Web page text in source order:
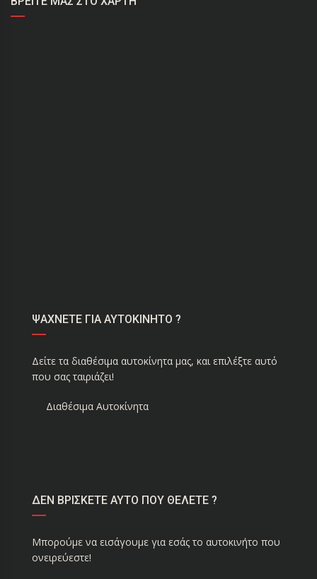
ΨΑΧΝΕΤΕ ΓΙΑ ΑΥΤΟΚΙΝΗΤΟ ?
Δείτε τα διαθέσιμα αυτοκίνητα μας, και επιλέξτε αυτό
που σας ταιριάζει!
Διαθέσιμα Αυτοκίνητα
ΔΕΝ ΒΡΙΣΚΕΤΕ ΑΥΤΟ ΠΟΥ ΘΕΛΕΤΕ ?
Μπορούμε να εισάγουμε για εσάς το αυτοκινήτο που
ονειρεύεστε!